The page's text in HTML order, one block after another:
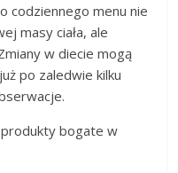
codziennego menu nie
masy ciała, ale
w diecie mogą
po zaledwie kilku
bogate w